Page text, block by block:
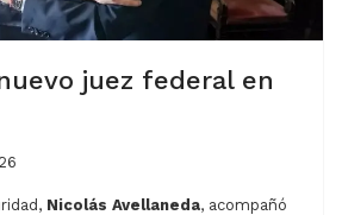
juez federal en
Nicolás Avellaneda, acompañó